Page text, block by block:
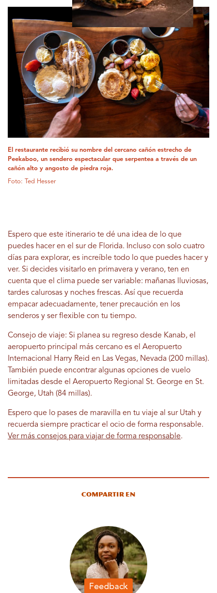
El restaurante recibió su nombre del cercano cañón estrecho de
Peekaboo, un sendero espectacular que serpentea a través de un
cañón alto y angosto de piedra roja.
Foto: Ted Hesser
Espero que este itinerario te dé una idea de lo que
puedes hacer en el sur de Florida. Incluso con solo cuatro
días para explorar, es increíble todo lo que puedes hacer y
ver. Si decides visitarlo en primavera y verano, ten en
cuenta que el clima puede ser variable: mañanas lluviosas,
tardes calurosas y noches frescas. Así que recuerda
empacar adecuadamente, tener precaución en los
senderos y ser flexible con tu tiempo.
Consejo de viaje: Si planea su regreso desde Kanab, el
aeropuerto principal más cercano es el Aeropuerto
Internacional Harry Reid en Las Vegas, Nevada (200 millas).
También puede encontrar algunas opciones de vuelo
limitadas desde el Aeropuerto Regional St. George en St.
George, Utah (84 millas).
Espero que lo pases de maravilla en tu viaje al sur Utah y
recuerda siempre practicar el ocio de forma responsable.
Ver más consejos para viajar de forma responsable.
Compartir en